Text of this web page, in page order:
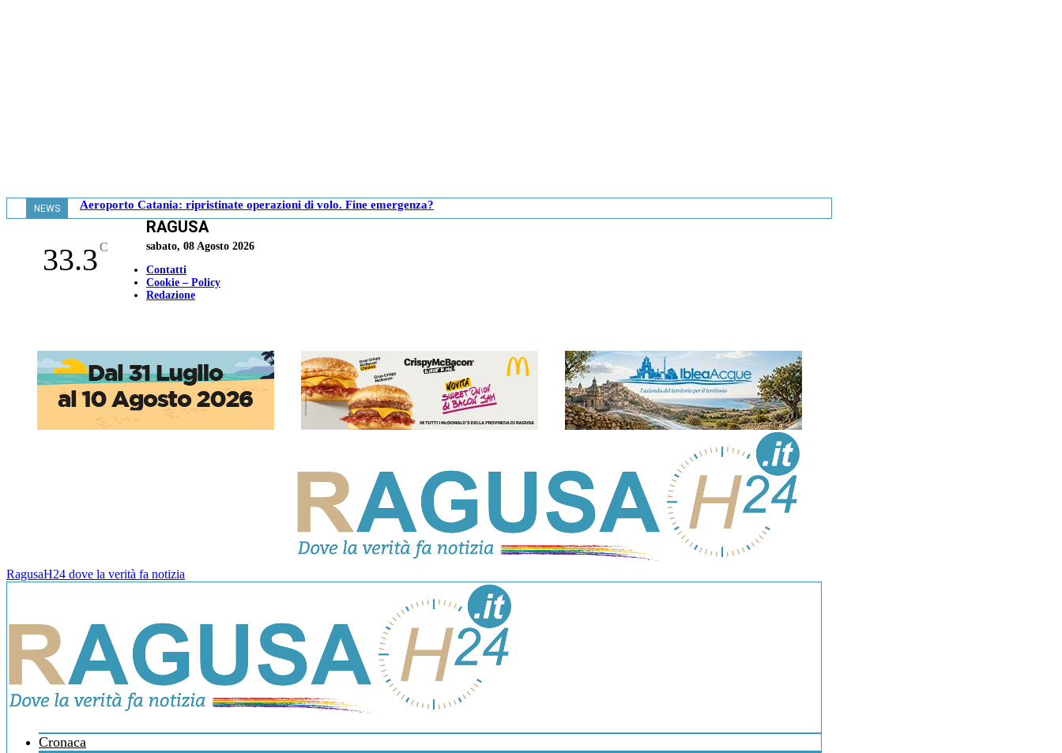
NEWS Aeroporto Catania: ripristinate operazioni di volo. Fine emergenza?
33.3C
RAGUSA
sabato, 08 Agosto 2026
Contatti
Cookie – Policy
Redazione
RagusaH24 dove la verità fa notizia
Cronaca